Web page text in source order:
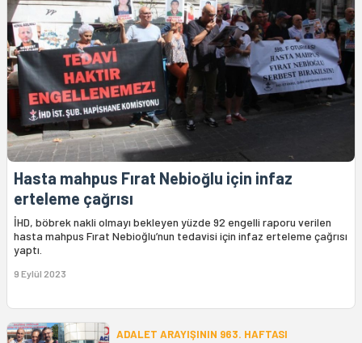
Hasta mahpus Fırat Nebioğlu için infaz
erteleme çağrısı
İHD, böbrek nakli olmayı bekleyen yüzde 92 engelli raporu verilen
hasta mahpus Fırat Nebioğlu’nun tedavisi için infaz erteleme çağrısı
yaptı.
9 Eylül 2023
ADALET ARAYIŞININ 963. HAFTASI